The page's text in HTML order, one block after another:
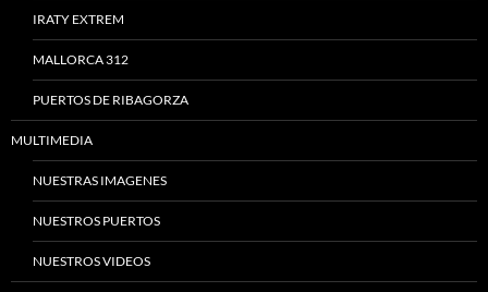
IRATY EXTREM
MALLORCA 312
PUERTOS DE RIBAGORZA
MULTIMEDIA
NUESTRAS IMAGENES
NUESTROS PUERTOS
NUESTROS VIDEOS